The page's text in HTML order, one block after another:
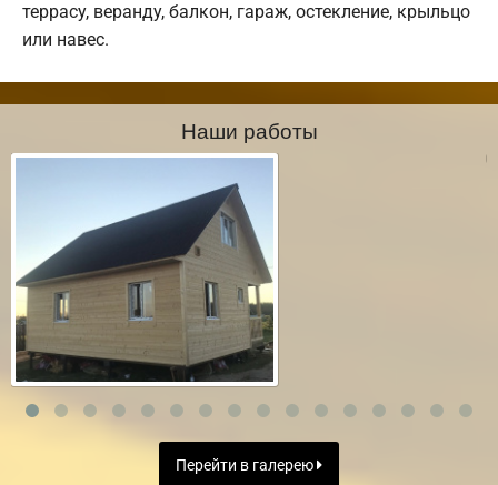
террасу, веранду, балкон, гараж, остекление, крыльцо
или навес.
Наши работы
Перейти в галерею